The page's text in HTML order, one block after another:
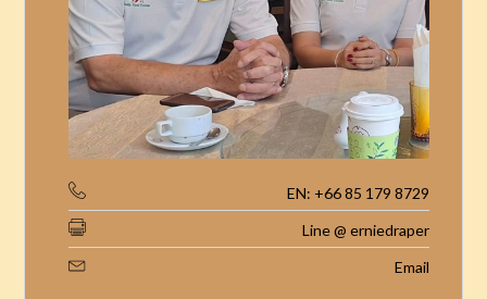
EN: +66 85 179 8729
Line @ erniedraper
Email